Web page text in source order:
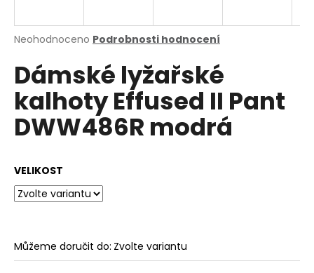
Průměrné
produktu
je
0,0
5
hvězdiček.
Neohodnoceno Podrobnosti hodnocení
Dámské lyžařské
kalhoty Effused II Pant
DWW486R modrá
VELIKOST
Můžeme doručit do: Zvolte variantu
j
t
?
o
p